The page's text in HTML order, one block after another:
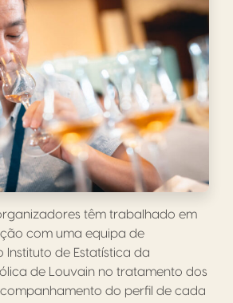
têm trabalhado em
com uma equipa de
Instituto de Estatística da
de Louvain no tratamento dos
do perfil de cada